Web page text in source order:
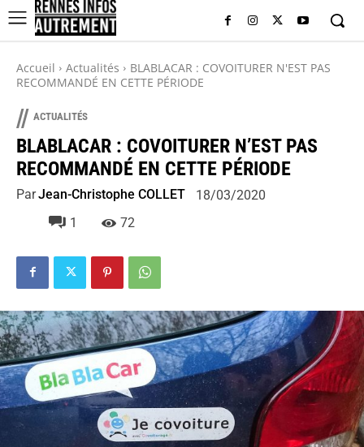
Accueil Actualités
BLABLACAR : COVOITURER N'EST PAS
RECOMMANDÉ EN CETTE PÉRIODE
// ACTUALITÉS
BLABLACAR : COVOITURER N’EST PAS
RECOMMANDÉ EN CETTE PÉRIODE
ParJean-Christophe COLLET
18/03/2020
1
72